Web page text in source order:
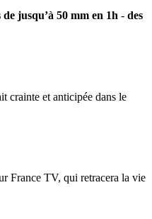
jusqu’à 50 mm en 1h - des
crainte et anticipée dans le
France TV, qui retracera la vie